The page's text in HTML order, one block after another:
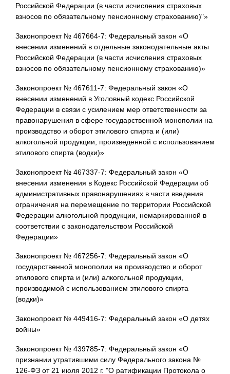
Российской Федерации (в части исчисления страховых
взносов по обязательному пенсионному страхованию)"»
Законопроект № 467664-7: Федеральный закон «О
внесении изменений в отдельные законодательные акты
Российской Федерации (в части исчисления страховых
взносов по обязательному пенсионному страхованию)»
Законопроект № 467611-7: Федеральный закон «О
внесении изменений в Уголовный кодекс Российской
Федерации в связи с усилением мер ответственности за
правонарушения в сфере государственной монополии на
производство и оборот этилового спирта и (или)
алкогольной продукции, произведенной с использованием
этилового спирта (водки)»
Законопроект № 467337-7: Федеральный закон «О
внесении изменения в Кодекс Российской Федерации об
административных правонарушениях в части введения
ограничения на перемещение по территории Российской
Федерации алкогольной продукции, немаркированной в
соответствии с законодательством Российской
Федерации»
Законопроект № 467256-7: Федеральный закон «О
государственной монополии на производство и оборот
этилового спирта и (или) алкогольной продукции,
производимой с использованием этилового спирта
(водки)»
Законопроект № 449416-7: Федеральный закон «О детях
войны»
Законопроект № 439785-7: Федеральный закон «О
признании утратившими силу Федерального закона №
126-ФЗ от 21 июля 2012 г. "О ратификации Протокола о